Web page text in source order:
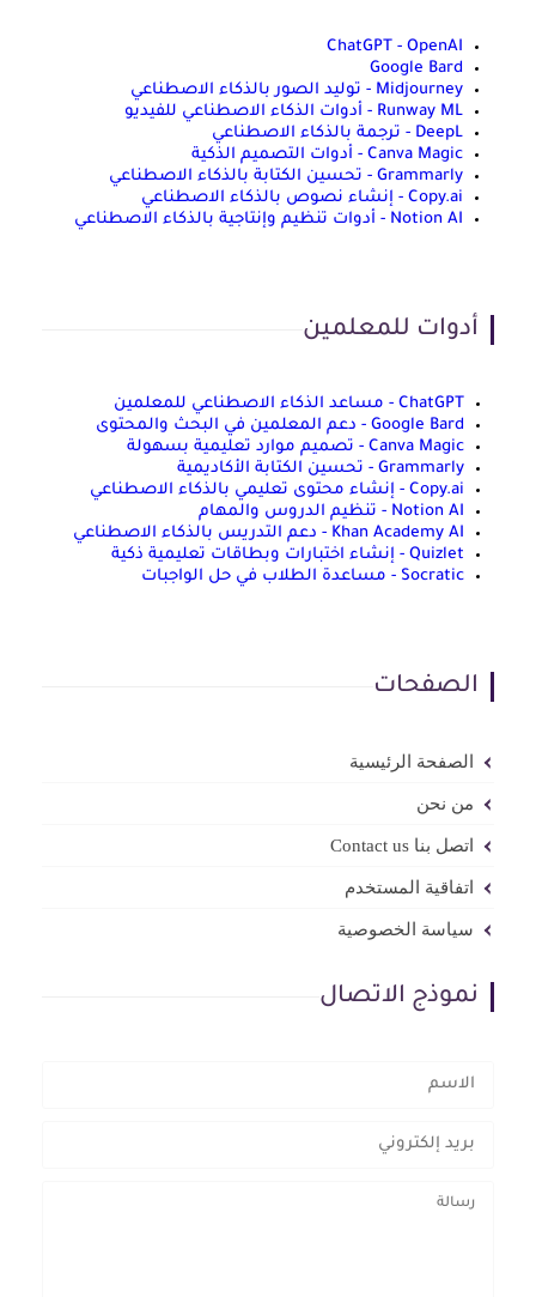
ChatGPT - OpenAI
Google Bard
Midjourney - توليد الصور بالذكاء الاصطناعي
Runway ML - أدوات الذكاء الاصطناعي للفيديو
DeepL - ترجمة بالذكاء الاصطناعي
Canva Magic - أدوات التصميم الذكية
Grammarly - تحسين الكتابة بالذكاء الاصطناعي
Copy.ai - إنشاء نصوص بالذكاء الاصطناعي
Notion AI - أدوات تنظيم وإنتاجية بالذكاء الاصطناعي
أدوات للمعلمين
ChatGPT - مساعد الذكاء الاصطناعي للمعلمين
Google Bard - دعم المعلمين في البحث والمحتوى
Canva Magic - تصميم موارد تعليمية بسهولة
Grammarly - تحسين الكتابة الأكاديمية
Copy.ai - إنشاء محتوى تعليمي بالذكاء الاصطناعي
Notion AI - تنظيم الدروس والمهام
Khan Academy AI - دعم التدريس بالذكاء الاصطناعي
Quizlet - إنشاء اختبارات وبطاقات تعليمية ذكية
Socratic - مساعدة الطلاب في حل الواجبات
الصفحات
الصفحة الرئيسية
من نحن
اتصل بنا Contact us
اتفاقية المستخدم
سياسة الخصوصية
نموذج الاتصال